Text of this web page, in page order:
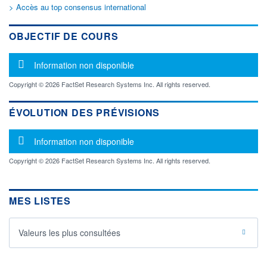
OUVERTURE CLÔTURE VEILLE
0,0000
0
VALORISATION
LIMITE À LA
BAISSE
0,0000
LIMITE À LA
HAUSSE
0,0000
RENDEMENT
ESTIMÉ 2026
- -
09.12.25 / 21:04:02
Non éligible
Boursobank
> Accès au top consensus international
OBJECTIF DE COURS
Message d'information
Information non disponible
Copyright © 2026 FactSet Research Systems Inc. All rights reserved.
ÉVOLUTION DES PRÉVISIONS
Message d'information
Information non disponible
Copyright © 2026 FactSet Research Systems Inc. All rights reserved.
MES LISTES
Valeurs les plus consultées